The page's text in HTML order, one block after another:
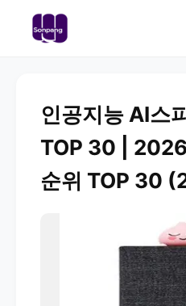
인공지능 AI스
TOP 30 |
순위 TOP 30